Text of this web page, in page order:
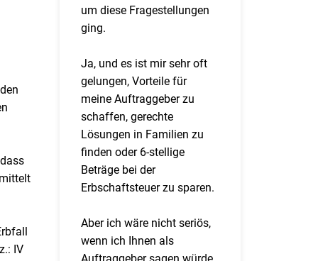
IV
um diese Fragestellungen
ging.
Ja, und es ist mir sehr oft
gelungen, Vorteile für
meine Auftraggeber zu
schaffen, gerechte
Lösungen in Familien zu
finden oder 6-stellige
Beträge bei der
Erbschaftsteuer zu sparen.
Aber ich wäre nicht seriös,
wenn ich Ihnen als